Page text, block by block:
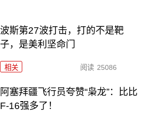
波斯第27波打击，打的不是靶
子，是美利坚命门
相关 阅读 25086
阿塞拜疆飞行员夸赞“枭龙”：比比
F-16强多了！